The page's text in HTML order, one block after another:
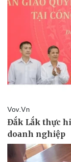
Pháp luật
Vụ án
Tin nóng